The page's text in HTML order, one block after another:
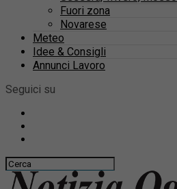
Fuori zona
Novarese
Meteo
Idee & Consigli
Annunci Lavoro
Seguici su